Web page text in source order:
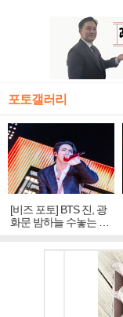
포토갤러리
[비즈 포토] BTS 진, 광
화문 밤하늘 수놓는 '비
주얼 킹'의 열창